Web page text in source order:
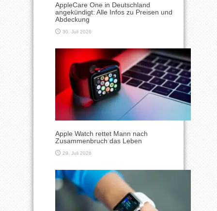
AppleCare One in Deutschland
angekündigt: Alle Infos zu Preisen und
Abdeckung
30. Juli 2026
Apple Watch rettet Mann nach
Zusammenbruch das Leben
29. Juli 2026